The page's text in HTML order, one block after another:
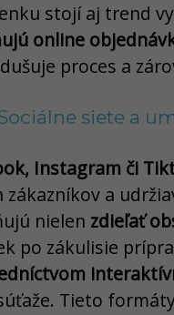
stojí aj trend
online
proces a
siete a
Instagram či
zákazníkov a
nielen zdieľať
po zákulisie
Tieto